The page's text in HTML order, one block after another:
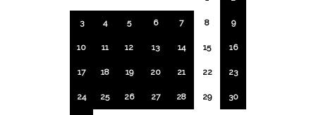
3 4 5 6 7 8 9
10 11 12 13 14 15 16
17 18 19 20 21 22 23
24 25 26 27 28 29 30